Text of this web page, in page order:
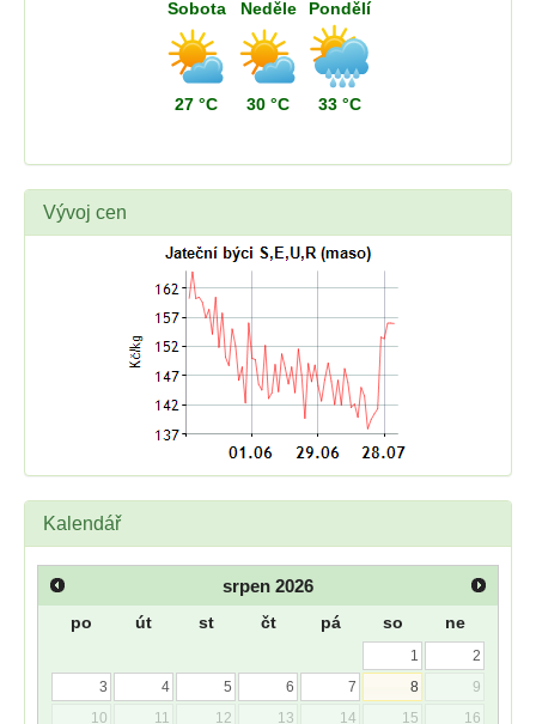
Sobota
27 °C
Neděle
30 °C
Pondělí
33 °C
Vývoj cen
Kalendář
srpen 2026
po út st čt pá so ne
1
2
3
4 5 6 7 8
9
10
11 12 13 14 15
16